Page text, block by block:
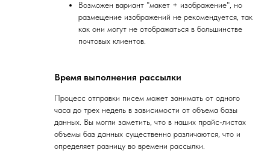
Возможен вариант "макет + изображение", но
размещение изображений не рекомендуется, так
как они могут не отображаться в большинстве
почтовых клиентов.
Время выполнения рассылки
Процесс отправки писем может занимать от одного
часа до трех недель в зависимости от объема базы
данных. Вы могли заметить, что в наших прайс-листах
объемы баз данных существенно различаются, что и
определяет разницу во времени рассылки.